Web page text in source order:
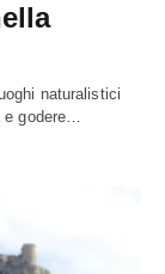
naturalistici
e godere…